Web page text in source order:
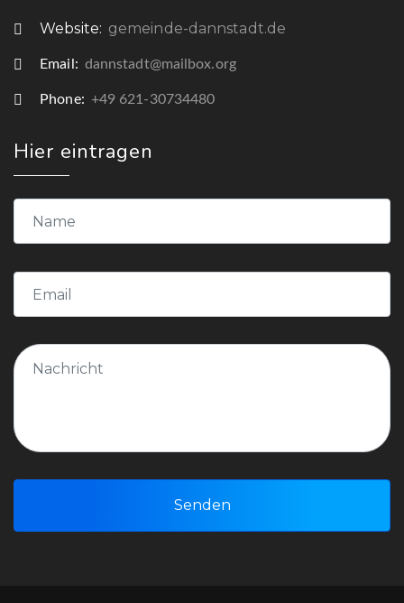
Website: gemeinde-dannstadt.de
Email: dannstadt@mailbox.org
Phone: +49 621-30734480
Hier eintragen
Senden